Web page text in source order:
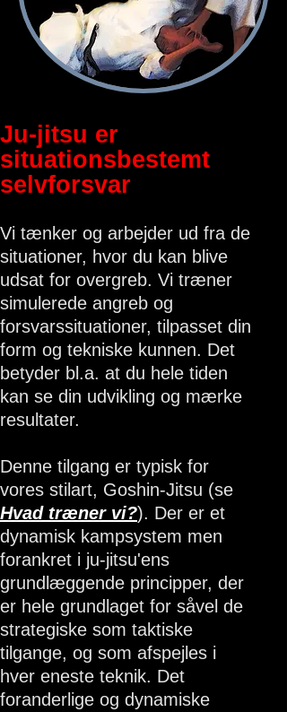
Ju-jitsu er
situationsbestemt
selvforsvar
Vi tænker og arbejder ud fra de
situationer, hvor du kan blive
udsat for overgreb. Vi træner
simulerede angreb og
forsvarssituationer, tilpasset din
form og tekniske kunnen. Det
betyder bl.a. at du hele tiden
kan se din udvikling og mærke
resultater.
Denne tilgang er typisk for
vores stilart, Goshin-Jitsu (se
Hvad træner vi?). Der er et
dynamisk kampsystem men
forankret i ju-jitsu'ens
grundlæggende principper, der
er hele grundlaget for såvel de
strategiske som taktiske
tilgange, og som afspejles i
hver eneste teknik. Det
foranderlige og dynamiske